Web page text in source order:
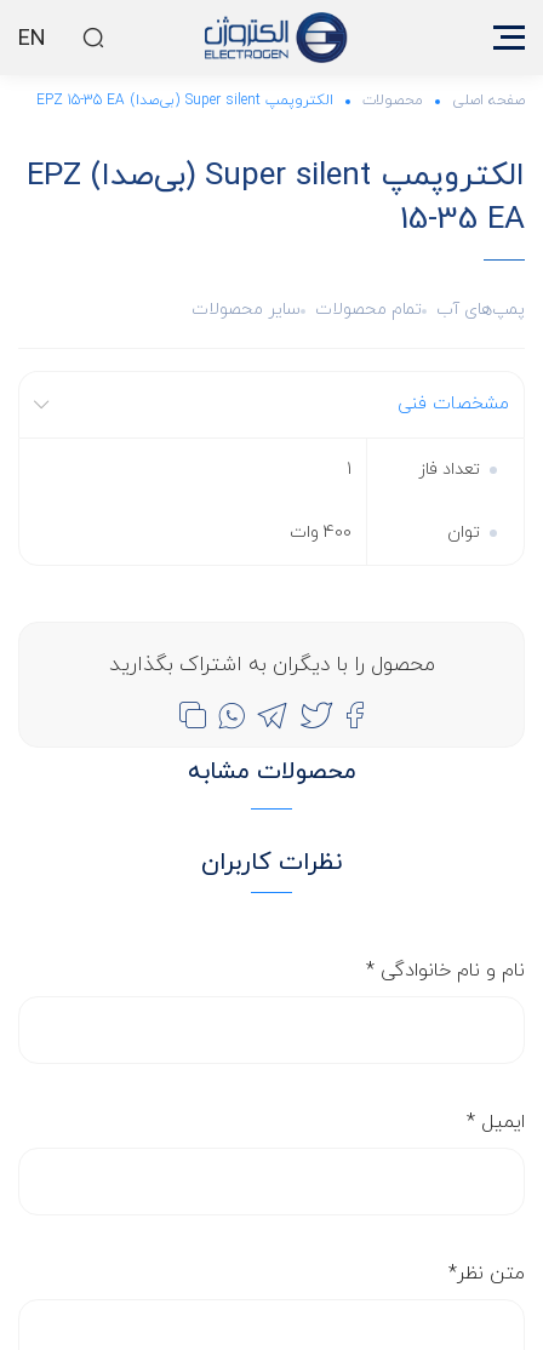
EN
صفحه اصلی محصولات الکتروپمپ Super silent (بی‌صدا) EPZ 15-35 EA
الکتروپمپ Super silent (بی‌صدا) EPZ
15-35 EA
پمپ‌های آب تمام محصولات سایر محصولات
مشخصات فنی
تعداد فاز 1
توان 400 وات
محصول را با دیگران به اشتراک بگذارید
محصولات مشابه
نظرات کاربران
نام و نام خانوادگی *
ایمیل *
متن نظر*